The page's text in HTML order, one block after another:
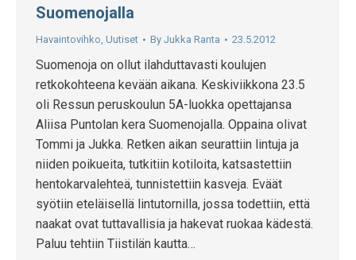
Suomenojalla
Havaintovihko, Uutiset By Jukka Ranta 23.5.2012
Suomenoja on ollut ilahduttavasti koulujen
retkokohteena kevään aikana. Keskiviikkona 23.5
oli Ressun peruskoulun 5A-luokka opettajansa
Aliisa Puntolan kera Suomenojalla. Oppaina olivat
Tommi ja Jukka. Retken aikan seurattiin lintuja ja
niiden poikueita, tutkitiin kotiloita, katsastettiin
hentokarvalehteä, tunnistettiin kasveja. Eväät
syötiin eteläisellä lintutornilla, jossa todettiin, että
naakat ovat tuttavallisia ja hakevat ruokaa kädestä.
Paluu tehtiin Tiistilän kautta…